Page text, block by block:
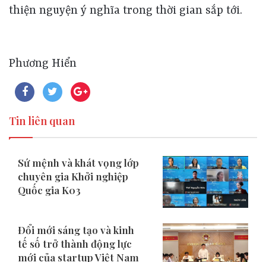
thiện nguyện ý nghĩa trong thời gian sắp tới.
Phương Hiển
Tin liên quan
Sứ mệnh và khát vọng lớp
chuyên gia Khởi nghiệp
Quốc gia K03
Đổi mới sáng tạo và kinh
tế số trở thành động lực
mới của startup Việt Nam